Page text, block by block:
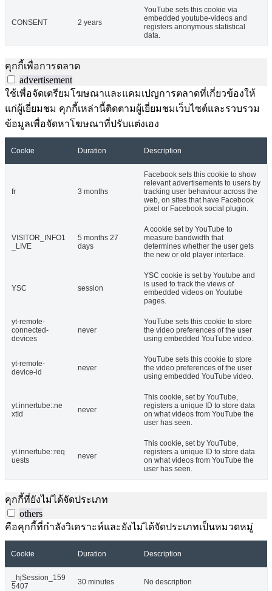
CONSENT 2 years
YouTube sets this cookie via
embedded youtube-videos and
registers anonymous statistical
data.
คุกกี้เพื่อการตลาด
advertisement
ใช้เพื่อจัดเตรียมโฆษณาและแคมเปญการตลาดที่เกี่ยวข้องให้
แก่ผู้เยี่ยมชม คุกกี้เหล่านี้ติดตามผู้เยี่ยมชมเว็บไซต์และรวบรวม
ข้อมูลเพื่อจัดหาโฆษณาที่ปรับแต่งเอง
Cookie Duration Description
fr 3 months
Facebook sets this cookie to show
relevant advertisements to users by
tracking user behaviour across the
web, on sites that have Facebook
pixel or Facebook social plugin.
VISITOR_INFO1
_LIVE
5 months 27
days
A cookie set by YouTube to
measure bandwidth that
determines whether the user gets
the new or old player interface.
YSC session
YSC cookie is set by Youtube and
is used to track the views of
embedded videos on Youtube
pages.
yt-remote-
connected-
devices
never
YouTube sets this cookie to store
the video preferences of the user
using embedded YouTube video.
yt-remote-
device-id
never
YouTube sets this cookie to store
the video preferences of the user
using embedded YouTube video.
yt.innertube::ne
xtId
never
This cookie, set by YouTube,
registers a unique ID to store data
on what videos from YouTube the
user has seen.
yt.innertube::req
uests
never
This cookie, set by YouTube,
registers a unique ID to store data
on what videos from YouTube the
user has seen.
คุกกี้ที่ยังไม่ได้จัดประเภท
others
คือคุกกี้ที่กำลังวิเคราะห์และยังไม่ได้จัดประเภทเป็นหมวดหมู่
Cookie Duration Description
_hjSession_159
5407
30 minutes No description